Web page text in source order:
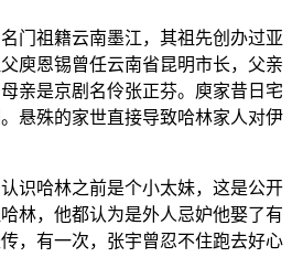
门祖籍云南墨江，其祖先创办过亚
庾恩锡曾任云南省昆明市长，父亲
亲是京剧名伶张正芬。庾家昔日宅
悬殊的家世直接导致哈林家人对伊
识哈林之前是个小太妹，这是公开
林，他都认为是外人忌妒他娶了有
，有一次，张宇曾忍不住跑去好心